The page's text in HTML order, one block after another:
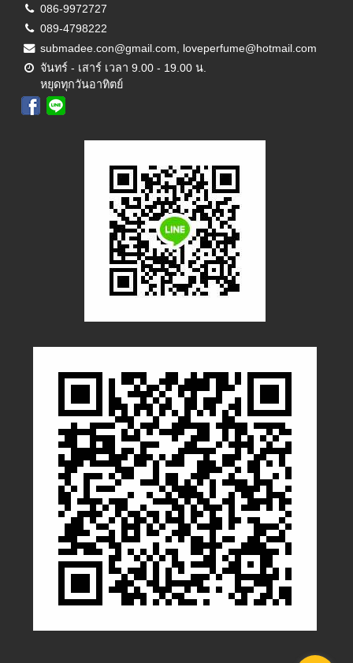
086-9972727
089-4798222
submadee.con@gmail.com, loveperfume@hotmail.com
จันทร์ - เสาร์ เวลา 9.00 - 19.00 น.
หยุดทุกวันอาทิตย์